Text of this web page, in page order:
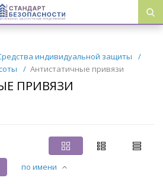
индивидуальной защиты
/
/ Антистатичные привязи
ПРИВЯЗИ
по имени